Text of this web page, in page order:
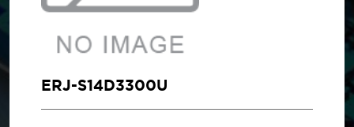
ERJ-S14D3300U